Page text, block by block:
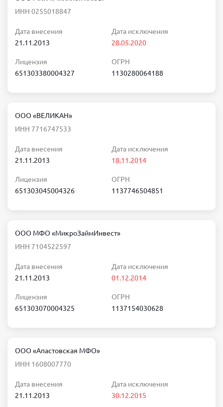
ИНН 0255018847
Дата внесения
21.11.2013
Дата исключения
28.05.2020
Лицензия
651303380004327
ОГРН
1130280064188
ООО «ВЕЛИКАН»
ИНН 7716747533
Дата внесения
21.11.2013
Дата исключения
18.11.2014
Лицензия
651303045004326
ОГРН
1137746504851
ООО МФО «МикроЗаймИнвест»
ИНН 7104522597
Дата внесения
21.11.2013
Дата исключения
01.12.2014
Лицензия
651303070004325
ОГРН
1137154030628
ООО «Апастовская МФО»
ИНН 1608007770
Дата внесения
21.11.2013
Дата исключения
30.12.2015